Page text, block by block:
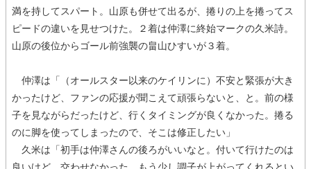
満を持してスパート。山原も併せて出るが、捲りの上を捲ってス
ピードの違いを見せつけた。２着は仲澤に終始マークの久米詩。
山原の後位からゴール前強襲の畠山ひすいが３着。
仲澤は「（オールスター以来のケイリンに）不安と緊張が大き
かったけど、ファンの応援が聞こえて頑張らないと、と。前の様
子を見ながらだったけど、行くタイミングが良くなかった。捲る
のに脚を使ってしまったので、そこは修正したい」
久米は「初手は仲澤さんの後ろがいいなと。付いて行けたのは